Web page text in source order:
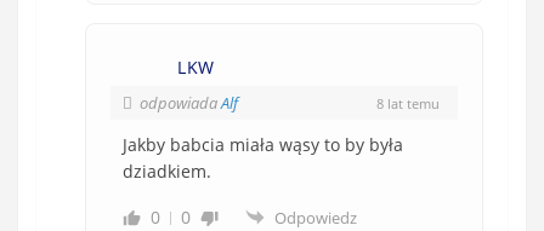
LKW
odpowiadaAlf 8 lat temu
Jakby babcia miała wąsy to by była
dziadkiem.
0
0 Odpowiedz